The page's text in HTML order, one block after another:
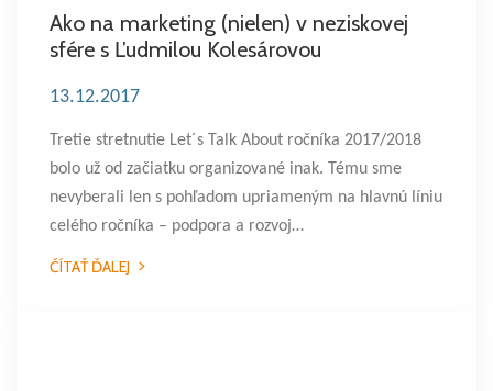
Ako na marketing (nielen) v neziskovej
sfére s Ľudmilou Kolesárovou
13.12.2017
Tretie stretnutie Let´s Talk About ročníka 2017/2018
bolo už od začiatku organizované inak. Tému sme
nevyberali len s pohľadom upriameným na hlavnú líniu
celého ročníka – podpora a rozvoj…
ČÍTAŤ ĎALEJ